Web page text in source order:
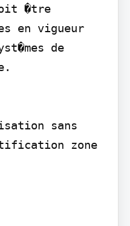
�tre
en vigueur
de
sans
zone